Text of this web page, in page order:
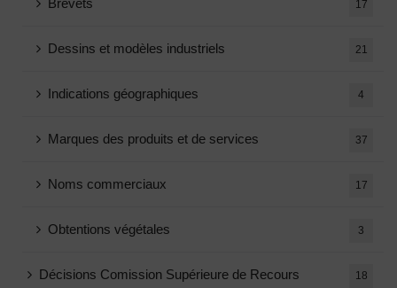
Brevets 17
Dessins et modèles industriels 21
Indications géographiques 4
Marques des produits et de services 37
Noms commerciaux 17
Obtentions végétales 3
Décisions Comission Supérieure de Recours 18